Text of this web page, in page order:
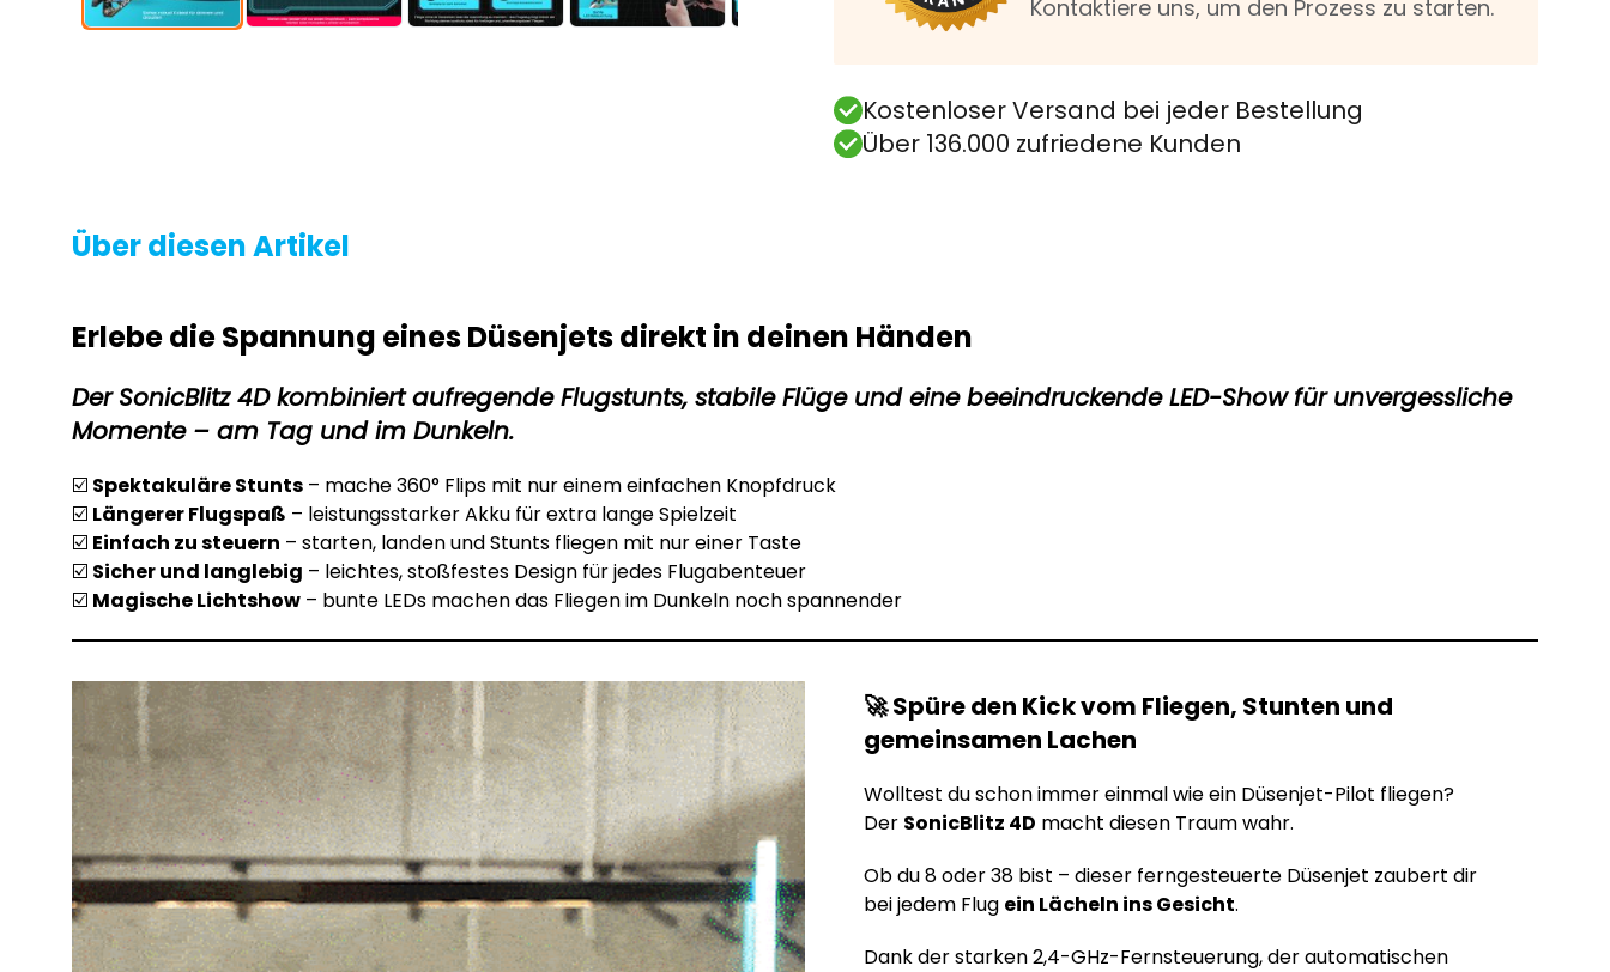
Kontaktiere uns, um den Prozess zu starten.
Kostenloser Versand bei jeder Bestellung
Über 136.000 zufriedene Kunden
Über diesen Artikel
Erlebe die Spannung eines Düsenjets direkt in deinen Händen
Der SonicBlitz 4D kombiniert aufregende Flugstunts, stabile Flüge und eine beeindruckende LED-Show für unvergessliche
Momente – am Tag und im Dunkeln.
☑️ Spektakuläre Stunts – mache 360° Flips mit nur einem einfachen Knopfdruck
☑️ Längerer Flugspaß – leistungsstarker Akku für extra lange Spielzeit
☑️ Einfach zu steuern – starten, landen und Stunts fliegen mit nur einer Taste
☑️ Sicher und langlebig – leichtes, stoßfestes Design für jedes Flugabenteuer
☑️ Magische Lichtshow – bunte LEDs machen das Fliegen im Dunkeln noch spannender
🚀 Spüre den Kick vom Fliegen, Stunten und
gemeinsamen Lachen
Wolltest du schon immer einmal wie ein Düsenjet-Pilot fliegen?
Der SonicBlitz 4D macht diesen Traum wahr.
Ob du 8 oder 38 bist – dieser ferngesteuerte Düsenjet zaubert dir
bei jedem Flug ein Lächeln ins Gesicht.
Dank der starken 2,4-GHz-Fernsteuerung, der automatischen